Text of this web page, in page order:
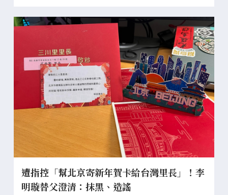
遭指控「幫北京寄新年賀卡給台灣里長」！李
明璇替父澄清：抹黑、造謠